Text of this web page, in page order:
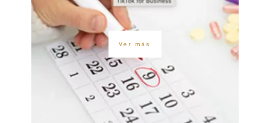
Ver más